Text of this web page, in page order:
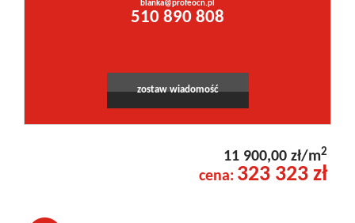
blanka@profeocn.pl
510 890 808
zostaw wiadomość
11 900,00 zł/m2
cena: 323 323 zł